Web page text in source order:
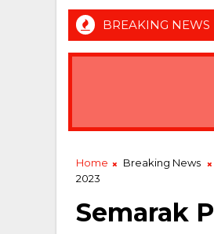
BREAKING NEWS
Gubernur Koster Ingin Bali Jadi
Home Breaking News
2023
Semarak